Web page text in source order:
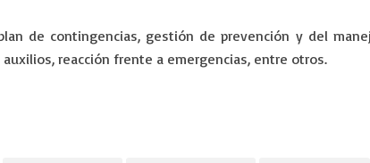
de contingencias, gestión de prevención y del
reacción frente a emergencias, entre otros.